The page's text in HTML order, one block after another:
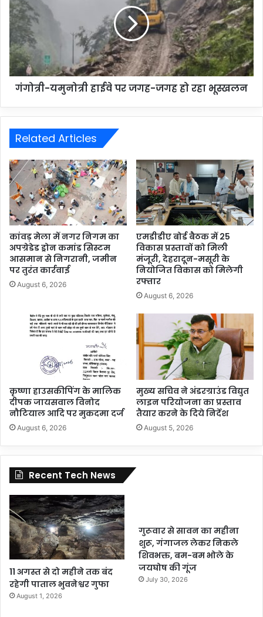
गंगोत्री-यमुनोत्री हाईवे पर जगह-जगह हो रहा भूस्खलन
Related Articles
कांवड़ मेला में नगर निगम का
अपग्रेडेड ड्रोन कमांड सिस्टम
आसमान से निगरानी, जमीन
पर तुरंत कार्रवाई
August 6, 2026
एमडीडीए बोर्ड बैठक में 25
विकास प्रस्तावों को मिली
मंजूरी, देहरादून-मसूरी के
नियोजित विकास को मिलेगी
रफ्तार
August 6, 2026
कृष्णा हाउसकीपिंग के मालिक
दीपक जायसवाल विनोद
नौटियाल आदि पर मुकदमा दर्ज
August 6, 2026
मुख्य सचिव ने अंडरग्राउंड विद्युत
लाइन परियोजना का प्रस्ताव
तैयार करने के दिये निर्देश
August 5, 2026
Recent Tech News
11 अगस्त से दो महीने तक बंद
रहेगी पाताल भुवनेश्वर गुफा
August 1, 2026
गुरूवार से सावन का महीना
शुरू, गंगाजल लेकर निकले
शिवभक्त, बम-बम भोले के
जयघोष की गूंज
July 30, 2026